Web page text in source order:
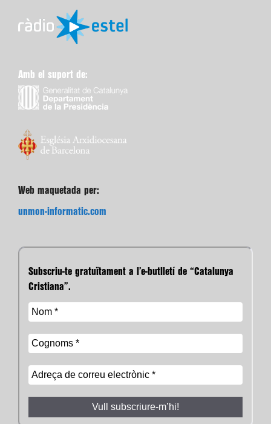
Amb el suport de:
Web maquetada per:
unmon-informatic.com
Subscriu-te gratuïtament a l’e-butlletí de “Catalunya
Cristiana”.